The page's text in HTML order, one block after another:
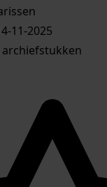
11-2025
archiefstukken